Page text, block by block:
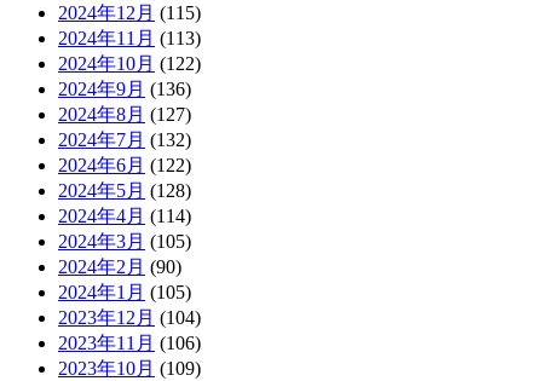
2024年12月 (115)
2024年11月 (113)
2024年10月 (122)
2024年9月 (136)
2024年8月 (127)
2024年7月 (132)
2024年6月 (122)
2024年5月 (128)
2024年4月 (114)
2024年3月 (105)
2024年2月 (90)
2024年1月 (105)
2023年12月 (104)
2023年11月 (106)
2023年10月 (109)